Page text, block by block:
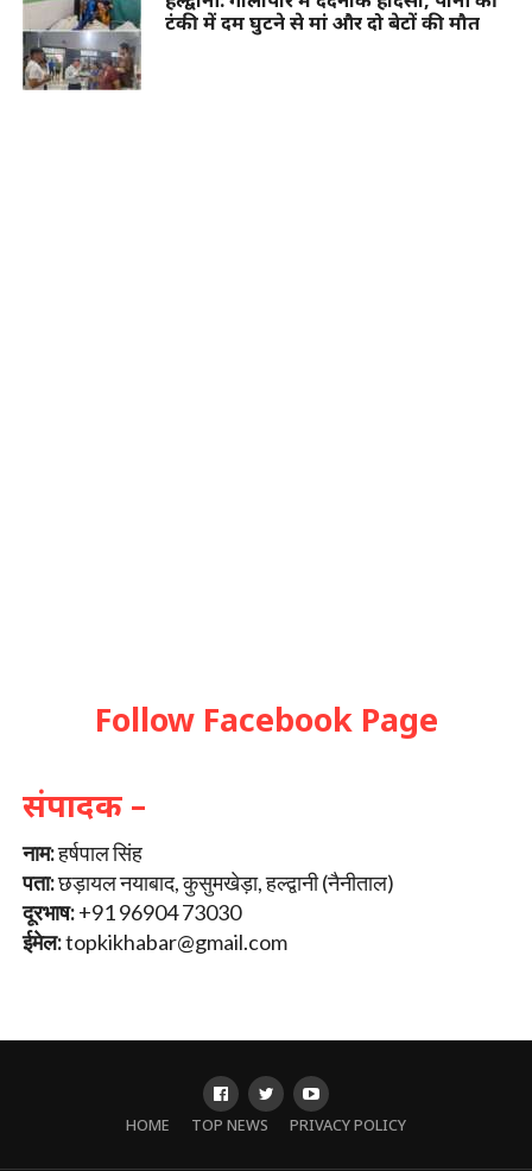
टंकी में दम घुटने से मां और दो बेटों की मौत
Follow Facebook Page
संपादक –
नाम:हर्षपाल सिंह
पता:छड़ायल नयाबाद, कुसुमखेड़ा, हल्द्वानी (नैनीताल)
दूरभाष:+91 96904 73030
ईमेल:topkikhabar@gmail.com
HOME TOP NEWS PRIVACY POLICY